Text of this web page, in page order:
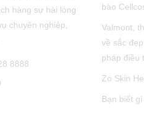
hàng sự hài lòng
chuyên nghiệp,
8888
bào
Valmont,
về sắc
pháp điều
Zo Skin
Bạn biết